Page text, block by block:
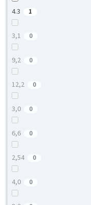
4.3 1
3,1 0
9,2 0
12,2 0
3,0 0
6,6 0
2,54 0
4,0 0